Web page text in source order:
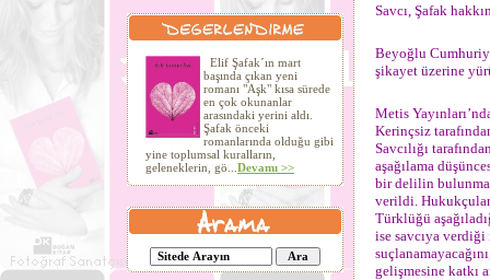
Elif Şafak´ın mart
başında çıkan yeni
romanı "Aşk" kısa sürede
en çok okunanlar
arasındaki yerini aldı.
Şafak önceki
romanlarında olduğu gibi
yine toplumsal kuralların,
geleneklerin, gö... Devamı >>
Savcı, Şafak
Beyoğlu
şikayet üzerine
Metis
Kerinçsiz
Savcılığı
aşağılama
bir delilin
verildi.
Türklüğü
ise savcıya verdiği
gelişmesine katkı